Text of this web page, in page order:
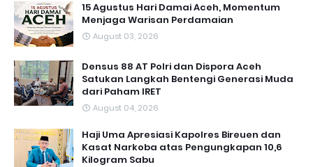
15 Agustus Hari Damai Aceh, Momentum
Menjaga Warisan Perdamaian
August 03, 2026
Densus 88 AT Polri dan Dispora Aceh
Satukan Langkah Bentengi Generasi Muda
dari Paham IRET
August 04, 2026
Haji Uma Apresiasi Kapolres Bireuen dan
Kasat Narkoba atas Pengungkapan 10,6
Kilogram Sabu